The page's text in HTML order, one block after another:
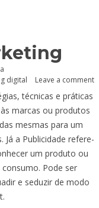
digital Leave a comment
técnicas e práticas
marcas ou produtos
mesmas para um
a Publicidade refere-
um produto ou
Pode ser
e seduzir de modo